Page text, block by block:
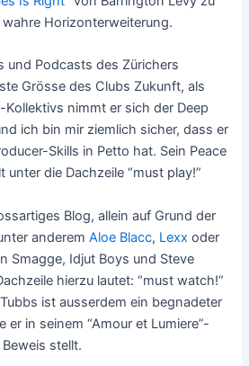
Horizonterweiterung.
und Podcasts des Zürichers
Grösse des Clubs Zukunft, als
nimmt er sich der Deep
ich bin mir ziemlich sicher, dass er
Skills in Petto hat. Sein Peace
unter die Dachzeile “must play!”
Blog, allein auf Grund der
anderemAloe Blacc, Lexx oder
Smagge, Idjut Boys und Steve
hierzu lautet: “must watch!”
ist ausserdem ein begnadeter
er in seinem “Amour et Lumiere”-
stellt.